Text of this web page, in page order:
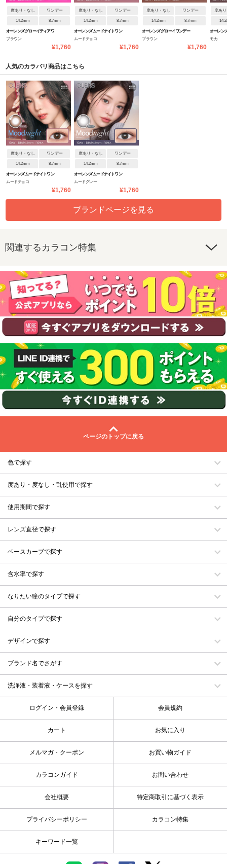
度あり・なし ワンデー
14.2mm 8.7mm
オーレンズ グローイティアワ
ブラウン
¥1,760
度あり・なし ワンデー
14.2mm 8.7mm
オーレンズ ムードナイトワン
ムードチョコ
¥1,760
度あり・なし ワンデー
14.2mm 8.7mm
オーレンズ グローイワンデー
ブラウン
¥1,760
度あ
オーレン
モカ
人気のカラバリ商品はこちら
度あり・なし ワンデー
14.2mm 8.7mm
オーレンズ ムードナイトワン
ムードチョコ
¥1,760
度あり・なし ワンデー
14.2mm 8.7mm
オーレンズ ムードナイトワン
ムードグレー
¥1,760
ブランドページを見る
関連するカラコン特集
ページのトップに戻る
色で探す
度あり・度なし・乱使用で探す
使用期間で探す
レンズ直径で探す
ベースカーブで探す
含水率で探す
なりたい瞳のタイプで探す
自分のタイプで探す
デザインで探す
ブランド名でさがす
洗浄液・装着液・ケースを探す
ログイン・会員登録 会員規約
カート お気に入り
メルマガ・クーポン お買い物ガイド
カラコンガイド お問い合わせ
会社概要 特定商取引に基づく表示
プライバシーポリシー カラコン特集
キーワード一覧